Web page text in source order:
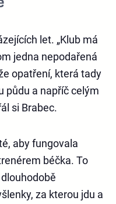
let. „Klub má
jedna nepodařená
opatření, která tady
půdu a napříč celým
si Brabec.
aby fungovala
béčka. To
za kterou jdu a